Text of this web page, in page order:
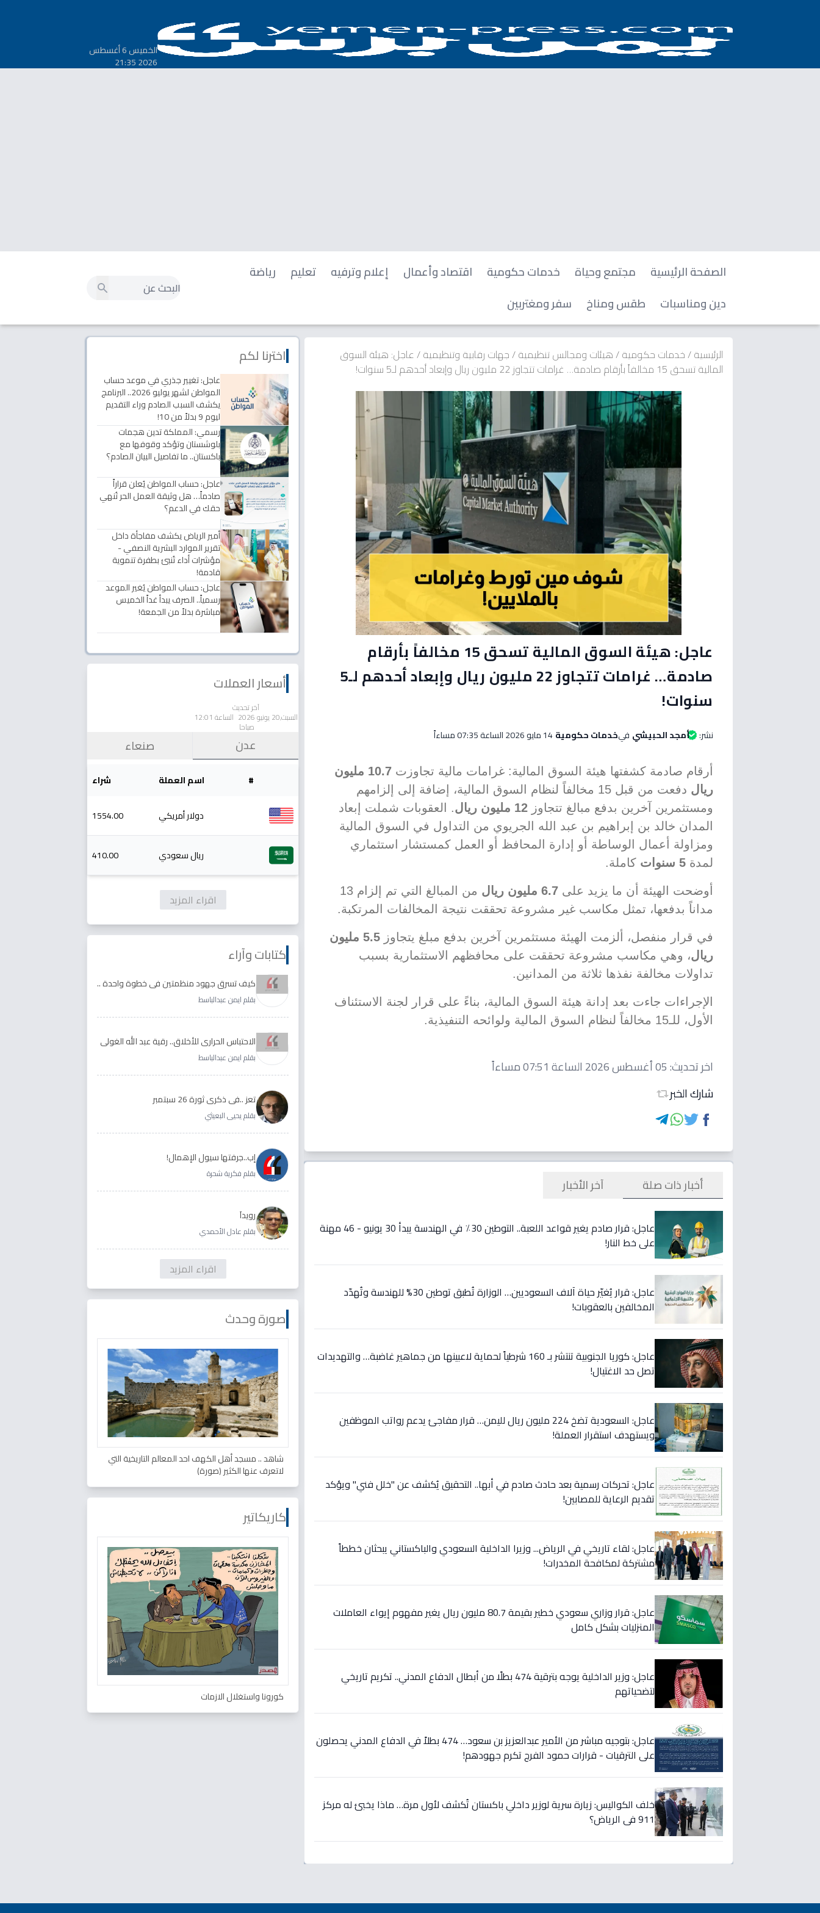
الخميس 6 أغسطس
2026 21:35
الصفحة الرئيسية مجتمع وحياة خدمات حكومية اقتصاد وأعمال إعلام وترفيه تعليم
رياضة
دين ومناسبات
طقس ومناخ سفر ومغتربين
الرئيسية/خدمات حكومية/هيئات ومجالس تنظيمية/جهات رقابية وتنظيمية/عاجل: هيئة السوق
المالية تسحق 15 مخالفاً بأرقام صادمة… غرامات تتجاوز 22 مليون ريال وإبعاد أحدهم لـ5 سنوات!
عاجل: هيئة السوق المالية تسحق 15 مخالفاً بأرقام
صادمة… غرامات تتجاوز 22 مليون ريال وإبعاد أحدهم لـ5
سنوات!
نشر: أمجد الحبيشي فيخدمات حكومية14 مايو 2026 الساعة 07:35 مساءاً
أرقام صادمة كشفتها هيئة السوق المالية: غرامات مالية تجاوزت
10.7 مليون
ريال
دفعت من قبل 15 مخالفاً لنظام السوق المالية، إضافة إلى إلزامهم
ومستثمرين آخرين بدفع مبالغ تتجاوز 12 مليون ريال
. العقوبات شملت إبعاد
المدان خالد بن إبراهيم بن عبد الله الجريوي من التداول في السوق المالية
ومزاولة أعمال الوساطة أو إدارة المحافظ أو العمل كمستشار استثماري
لمدة 5 سنوات كاملة.
أوضحت الهيئة أن ما يزيد على 6.7 مليون ريال
من المبالغ التي تم إلزام 13
مداناً بدفعها، تمثل مكاسب غير مشروعة تحققت نتيجة المخالفات المرتكبة.
في قرار منفصل، ألزمت الهيئة مستثمرين آخرين بدفع مبلغ يتجاوز
5.5 مليون
ريال، وهي مكاسب مشروعة تحققت على محافظهم الاستثمارية بسبب
تداولات مخالفة نفذها ثلاثة من المدانين.
الإجراءات جاءت بعد إدانة هيئة السوق المالية، بناءً على قرار لجنة الاستئناف
الأول، للـ15 مخالفاً لنظام السوق المالية ولوائحه التنفيذية.
اخر تحديث:05 أغسطس 2026 الساعة 07:51 مساءاً
شارك الخبر
أخبار ذات صلة آخر الأخبار
عاجل: قرار صادم يغير قواعد اللعبة.. التوطين 30٪ في الهندسة يبدأ 30 يونيو - 46 مهنة
على خط النار!
عاجل: قرار يُغيّر حياة آلاف السعوديين… الوزارة تُطبق توطين 30% للهندسة وتُهدّد
المخالفين بالعقوبات!
عاجل: كوريا الجنوبية تنتشر بـ 160 شرطياً لحماية لاعبينها من جماهير غاضبة… والتهديدات
تصل حد الاغتيال!
عاجل: السعودية تضخ 224 مليون ريال لليمن… قرار مفاجئ يدعم رواتب الموظفين
ويستهدف استقرار العملة!
عاجل: تحركات رسمية بعد حادث صادم في أبها.. التحقيق يُكشف عن "خلل فني" ويؤكد
تقديم الرعاية للمصابين!
عاجل: لقاء تاريخي في الرياض... وزيرا الداخلية السعودي والباكستاني يبحثان خططاً
مشتركة لمكافحة المخدرات!
عاجل: قرار وزاري سعودي خطير بقيمة 80.7 مليون ريال يغير مفهوم إيواء العاملات
المنزليات بشكل كامل
عاجل: وزير الداخلية يوجه بترقية 474 بطلًا من أبطال الدفاع المدني.. تكريم تاريخي
لتضحياتهم
عاجل: بتوجيه مباشر من الأمير عبدالعزيز بن سعود… 474 بطلاً في الدفاع المدني يحصلون
على الترقيات - قرارات حمود الفرج تكرم جهودهم!
خلف الكواليس: زيارة سرية لوزير داخلي باكستان تُكشف لأول مرة… ماذا يخبئ له مركز
911 في الرياض؟
اخترنا لكم
عاجل: تغيير جذري في موعد حساب
المواطن لشهر يوليو 2026.. البرنامج
يكشف السبب الصادم وراء التقديم
ليوم 9 بدلاً من 10!
رسمي: المملكة تدين هجمات
بلوشستان وتؤكد وقوفها مع
باكستان.. ما تفاصيل البيان الصادم؟
عاجل: حساب المواطن يُعلن قراراً
صادماً… هل وثيقة العمل الحر تُنهي
حقك في الدعم؟
أمير الرياض يكشف مفاجأة داخل
تقرير الموارد البشرية النصفي -
مؤشرات أداء تُنبئ بطفرة تنموية
قادمة!
عاجل: حساب المواطن يُغير الموعد
رسمياً.. الصرف يبدأ غداً الخميس
مباشرة بدلاً من الجمعة!
أسعار العملات
آخر تحديث
السبت,20 يونيو 2026 الساعة 12:01
صباحا
عدن صنعاء
# اسم العملة شراء
دولار أمريكي 1554.00
ريال سعودي 410.00
اقراء المزيد
كتابات وآراء
كيف تسرق جهود منظمتين في خطوة واحدة ..
الأجابة لدى رقية عبد الله الغولي وغدير طيره
بقلم ايمن عبدالباسط
الاحتباس الحراري للأخلاق.. رقية عبد الله الغولي
وغدير طيره نموذجا
بقلم ايمن عبدالباسط
تعز ..في ذكرى ثورة 26 سبتمبر
بقلم يحيى البعيثي
إب..جرفتها سيول الإهمال!
بقلم فكرية شحرة
رويداَ
بقلم عادل الأحمدي
اقراء المزيد
صورة وحدث
شاهد .. مسجد أهل الكهف احد المعالم التاريخية التي
لاتعرف عنها الكثير (صورة)
كاريكاتير
كورونا واستغلال الازمات